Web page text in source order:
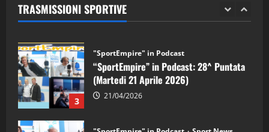
TRASMISSIONI SPORTIVE
2 28/04/2026
3
“SportEmpire” in Podcast: 28^ Puntata
(Martedi 21 Aprile 2026)
21/04/2026